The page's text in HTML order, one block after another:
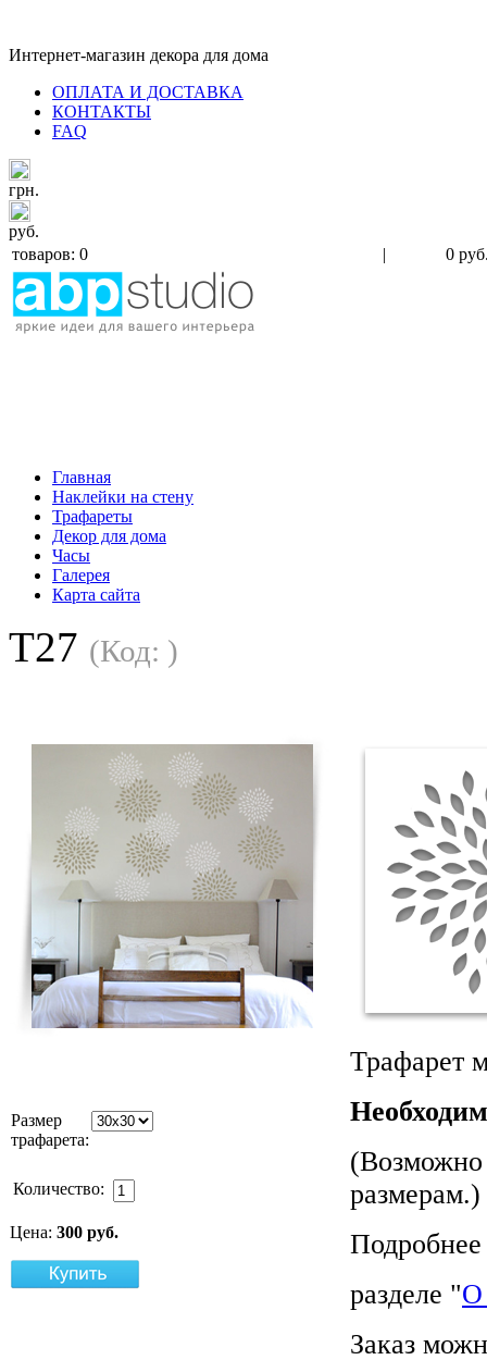
Интернет-магазин декора для дома
ОПЛАТА И ДОСТАВКА
КОНТАКТЫ
FAQ
грн.
руб.
товаров: 0
| 0
Главная
Наклейки на стену
Трафареты
Декор для дома
Часы
Галерея
Карта сайта
T27 (Код: )
Размер
трафарета:
Количество:
Цена: 300 руб.
Трафарет
(Возможно
размерам.)
Подробнее
разделе "О
Заказ